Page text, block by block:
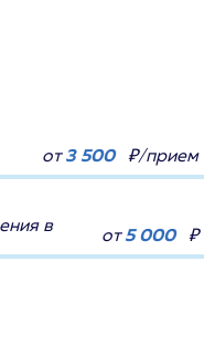
от3 500 ₽/прием
в
от5 000 ₽